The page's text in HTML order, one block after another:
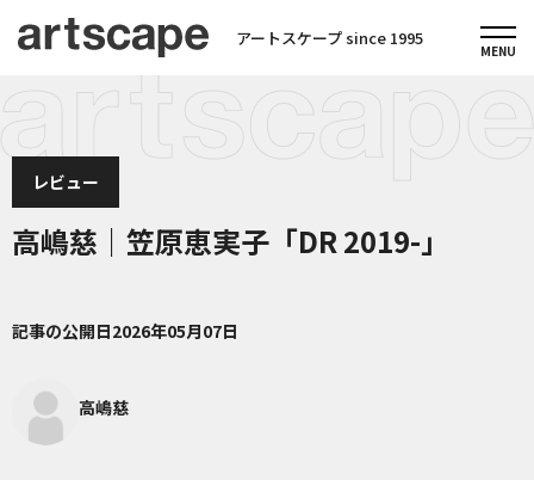
アートスケープ since 1995
レビュー
高嶋慈｜笠原恵実子「DR 2019-」
記事の公開日2026年05月07日
高嶋慈